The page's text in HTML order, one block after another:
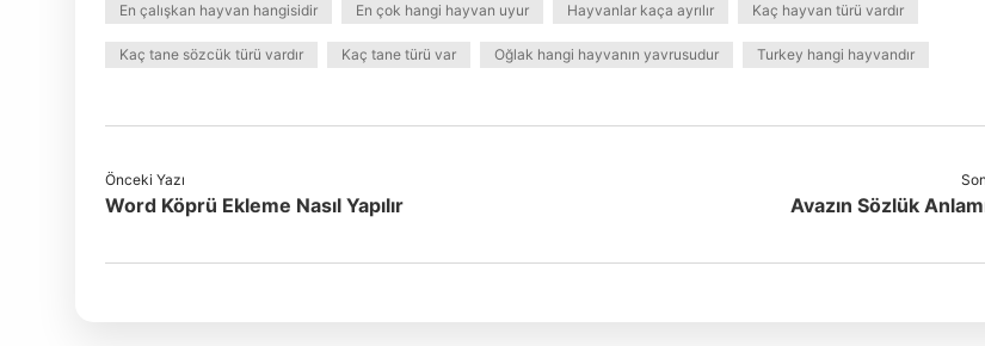
En çalışkan hayvan hangisidir En çok hangi hayvan uyur Hayvanlar kaça ayrılır Kaç hayvan türü vardır
Kaç tane sözcük türü vardır Kaç tane türü var Oğlak hangi hayvanın yavrusudur Turkey hangi hayvandır
Önceki Yazı
Word Köprü Ekleme Nasıl Yapılır Avazın Sözlük